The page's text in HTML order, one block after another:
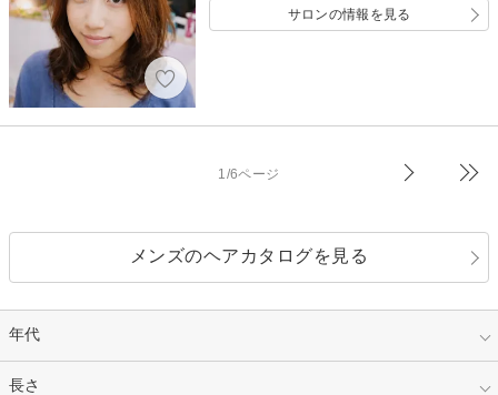
サロンの情報を見る
1/6ページ
メンズのヘアカタログを見る
年代
指定なし
長さ